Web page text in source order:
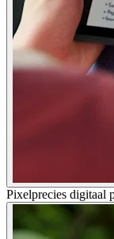
Pixelprecies digitaal